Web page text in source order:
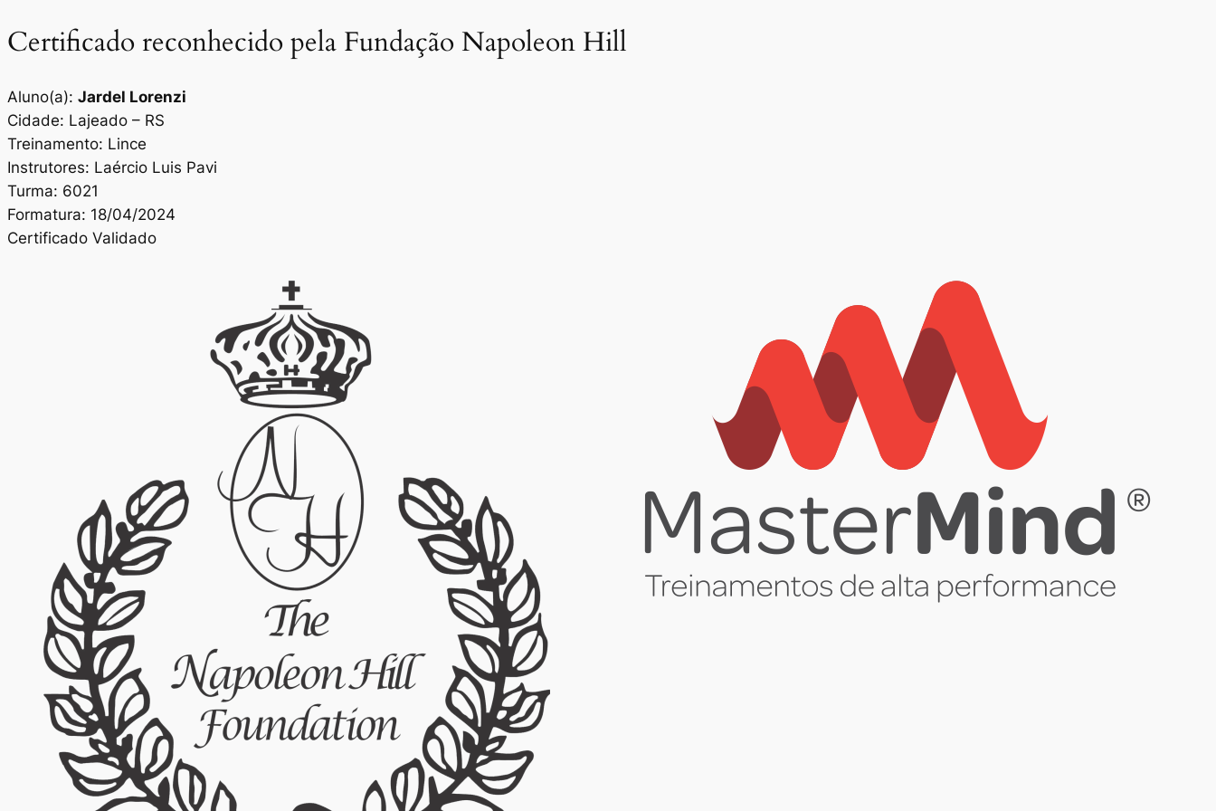
Certificado reconhecido pela Fundação Napoleon Hill
Aluno(a): Jardel Lorenzi
Cidade: Lajeado – RS
Treinamento: Lince
Instrutores: Laércio Luis Pavi
Turma: 6021
Formatura: 18/04/2024
Certificado Validado